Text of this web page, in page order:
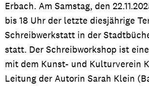
Erbach. Am Samstag, den
bis 18 Uhr der letzte diesjährige
Schreibwerkstatt in der
statt. Der Schreibworkshop ist
mit dem Kunst- und Kulturverein
Leitung der Autorin Sarah Klein